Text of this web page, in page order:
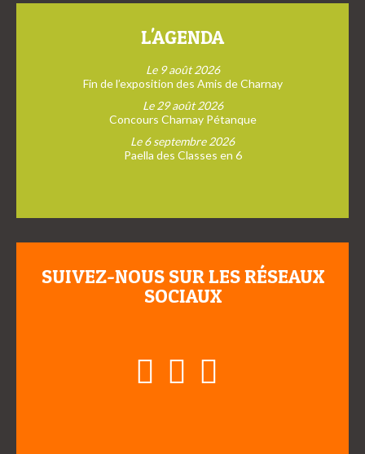
L'AGENDA
Le 9 août 2026
Fin de l’exposition des Amis de Charnay
Le 29 août 2026
Concours Charnay Pétanque
Le 6 septembre 2026
Paella des Classes en 6
SUIVEZ-NOUS SUR LES RÉSEAUX
SOCIAUX